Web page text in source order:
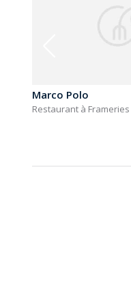
Marco Polo
Restaurant à Frameries